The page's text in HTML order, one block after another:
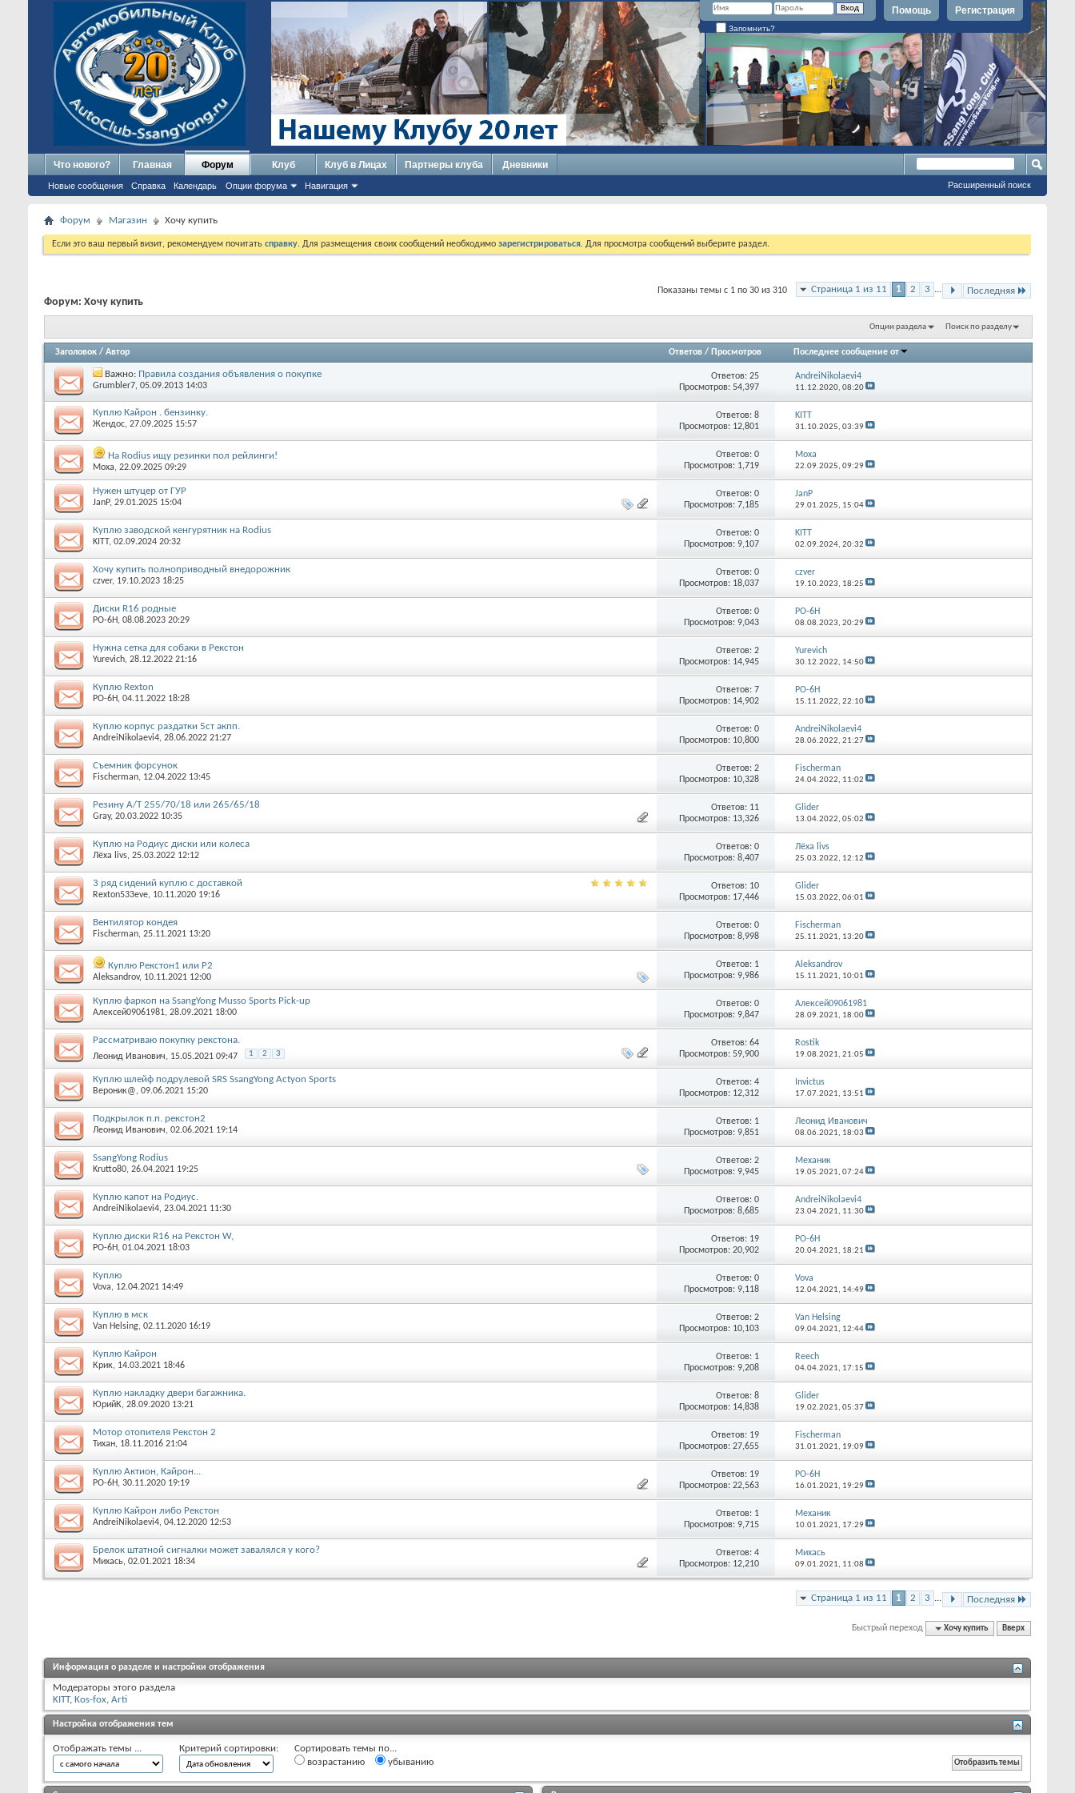
Регистрация
Помощь
Запомнить?
Что нового? Главная Форум
Новые сообщения Справка Календарь Опции форума Навигация
Клуб Клуб в Лицах Партнеры клуба Дневники
Расширенный поиск
Форум Магазин Хочу купить
Если это ваш первый визит, рекомендуем почитать справку. Для размещения своих сообщений необходимо зарегистрироваться. Для просмотра сообщений выберите раздел.
Страница 1 из 11 1 2 3 ... Последняя
Показаны темы с 1 по 30 из 310
Форум: Хочу купить
Опции раздела Поиск по разделу
Заголовок / Автор Ответов / Просмотров Последнее сообщение от
Важно: Правила создания объявления о покупке
Grumbler7, 05.09.2013 14:03
Ответов:25
Просмотров: 54,397
AndreiNikolaevi4
11.12.2020, 08:20
Куплю Кайрон . бензинку.
Жендос, 27.09.2025 15:57
Ответов:8
Просмотров: 12,801
KITT
31.10.2025, 03:39
На Rodius ищу резинки пол рейлинги!
Moxa, 22.09.2025 09:29
Ответов:0
Просмотров: 1,719
Moxa
22.09.2025, 09:29
Нужен штуцер от ГУР
JanP, 29.01.2025 15:04
Ответов:0
Просмотров: 7,185
JanP
29.01.2025, 15:04
Куплю заводской кенгурятник на Rodius
KITT, 02.09.2024 20:32
Ответов:0
Просмотров: 9,107
KITT
02.09.2024, 20:32
Хочу купить полноприводный внедорожник
czver, 19.10.2023 18:25
Ответов:0
Просмотров: 18,037
czver
19.10.2023, 18:25
Диски R16 родные
РО-6Н, 08.08.2023 20:29
Ответов:0
Просмотров: 9,043
РО-6Н
08.08.2023, 20:29
Нужна сетка для собаки в Рекстон
Yurevich, 28.12.2022 21:16
Ответов:2
Просмотров: 14,945
Yurevich
30.12.2022, 14:50
Куплю Rexton
РО-6Н, 04.11.2022 18:28
Ответов:7
Просмотров: 14,902
РО-6Н
15.11.2022, 22:10
Куплю корпус раздатки 5ст акпп.
AndreiNikolaevi4, 28.06.2022 21:27
Ответов:0
Просмотров: 10,800
AndreiNikolaevi4
28.06.2022, 21:27
Съемник форсунок
Fischerman, 12.04.2022 13:45
Ответов:2
Просмотров: 10,328
Fischerman
24.04.2022, 11:02
Резину А/Т 255/70/18 или 265/65/18
Gray, 20.03.2022 10:35
Ответов: 11
Просмотров: 13,326
Glider
13.04.2022, 05:02
Куплю на Родиус диски или колеса
Лёха livs, 25.03.2022 12:12
Ответов:0
Просмотров: 8,407
Лёха livs
25.03.2022, 12:12
3 ряд сидений куплю с доставкой
Rexton533eve, 10.11.2020 19:16
Ответов: 10
Просмотров: 17,446
Glider
15.03.2022, 06:01
Вентилятор кондея
Fischerman, 25.11.2021 13:20
Ответов:0
Просмотров: 8,998
Fischerman
25.11.2021, 13:20
Куплю Рекстон1 или Р2
Aleksandrov, 10.11.2021 12:00
Ответов: 1
Просмотров: 9,986
Aleksandrov
15.11.2021, 10:01
Куплю фаркоп на SsangYong Musso Sports Pick-up
Алексей09061981, 28.09.2021 18:00
Ответов:0
Просмотров: 9,847
Алексей09061981
28.09.2021, 18:00
Рассматриваю покупку рекстона.
Леонид Иванович, 15.05.2021 09:47 1 2 3
Ответов:64
Просмотров: 59,900
Rostik
19.08.2021, 21:05
Куплю шлейф подрулевой SRS SsangYong Actyon Sports
Вероник@, 09.06.2021 15:20
Ответов:4
Просмотров: 12,312
Invictus
17.07.2021, 13:51
Подкрылок п.п. рекстон2
Леонид Иванович, 02.06.2021 19:14
Ответов: 1
Просмотров: 9,851
Леонид Иванович
08.06.2021, 18:03
SsangYong Rodius
Krutto80, 26.04.2021 19:25
Ответов:2
Просмотров: 9,945
Механик
19.05.2021, 07:24
Куплю капот на Родиус.
AndreiNikolaevi4, 23.04.2021 11:30
Ответов:0
Просмотров: 8,685
AndreiNikolaevi4
23.04.2021, 11:30
Куплю диски R16 на Рекстон W,
РО-6Н, 01.04.2021 18:03
Ответов: 19
Просмотров: 20,902
РО-6Н
20.04.2021, 18:21
Куплю
Vova, 12.04.2021 14:49
Ответов:0
Просмотров: 9,118
Vova
12.04.2021, 14:49
Куплю в мск
Van Helsing, 02.11.2020 16:19
Ответов:2
Просмотров: 10,103
Van Helsing
09.04.2021, 12:44
Куплю Кайрон
Крик, 14.03.2021 18:46
Ответов: 1
Просмотров: 9,208
Reech
04.04.2021, 17:15
Куплю накладку двери багажника.
ЮрийК, 28.09.2020 13:21
Ответов:8
Просмотров: 14,838
Glider
19.02.2021, 05:37
Мотор отопителя Рекстон 2
Тихан, 18.11.2016 21:04
Ответов: 19
Просмотров: 27,655
Fischerman
31.01.2021, 19:09
Куплю Актион, Кайрон...
РО-6Н, 30.11.2020 19:19
Ответов: 19
Просмотров: 22,563
РО-6Н
16.01.2021, 19:29
Куплю Кайрон либо Рекстон
AndreiNikolaevi4, 04.12.2020 12:53
Ответов: 1
Просмотров: 9,715
Механик
10.01.2021, 17:29
Брелок штатной сигналки может завалялся у кого?
Михась, 02.01.2021 18:34
Ответов:4
Просмотров: 12,210
Михась
09.01.2021, 11:08
Страница 1 из 11 1 2 3 ... Последняя
Быстрый переход Хочу купить Вверх
Информация о разделе и настройки отображения
Модераторы этого раздела
KITT, Kos-fox, Arti
Настройка отображения тем
Отображать темы ... Критерий сортировки:
Сортировать темы по...
возрастанию
убыванию